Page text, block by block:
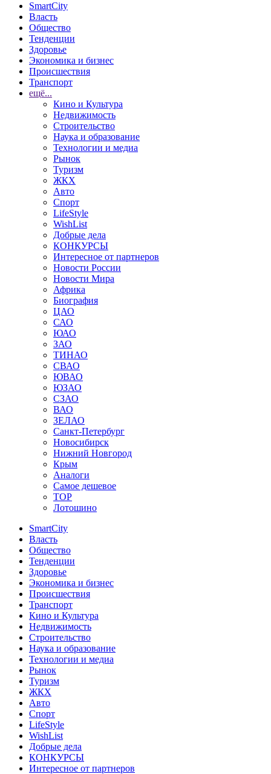
SmartCity
Власть
Общество
Тенденции
Здоровье
Экономика и бизнес
Происшествия
Транспорт
ещё...
Кино и Культура
Недвижимость
Строительство
Наука и образование
Технологии и медиа
Рынок
Туризм
ЖКХ
Авто
Спорт
LifeStyle
WishList
Добрые дела
КОНКУРСЫ
Интересное от партнеров
Новости России
Новости Мира
Африка
Биография
ЦАО
САО
ЮАО
ЗАО
ТИНАО
СВАО
ЮВАО
ЮЗАО
СЗАО
ВАО
ЗЕЛАО
Санкт-Петербург
Новосибирск
Нижний Новгород
Крым
Аналоги
Самое дешевое
TOP
Лотошино
SmartCity
Власть
Общество
Тенденции
Здоровье
Экономика и бизнес
Происшествия
Транспорт
Кино и Культура
Недвижимость
Строительство
Наука и образование
Технологии и медиа
Рынок
Туризм
ЖКХ
Авто
Спорт
LifeStyle
WishList
Добрые дела
КОНКУРСЫ
Интересное от партнеров